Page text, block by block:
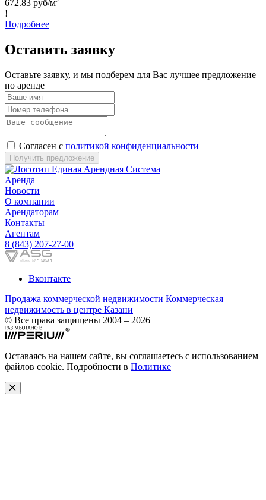
672.83 руб/м
!
Подробнее
Оставить заявку
Оставьте заявку, и мы подберем для Вас лучшее предложение
по аренде
Согласен с политикой конфиденциальности
Получить предложение
Аренда
Новости
О компании
Арендаторам
Контакты
Агентам
8 (843) 207-27-00
Вконтакте
Продажа коммерческой недвижимости Коммерческая
недвижимость в центре Казани
© Все права защищены 2004 – 2026
Оставаясь на нашем сайте, вы соглашаетесь с использованием
файлов cookie. Подробности в Политике